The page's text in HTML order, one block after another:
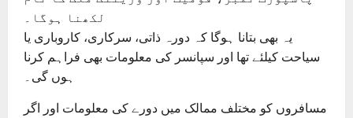
لکھنا ہوگا۔
یہ بھی بتانا ہوگا کہ دورہ ذاتی، سرکاری، کاروباری یا
سیاحت کیلئے تھا اور سپانسر کی معلومات بھی فراہم کرنا
ہوں گی۔
مسافروں کو مختلف ممالک میں دورے کی معلومات اور اگر